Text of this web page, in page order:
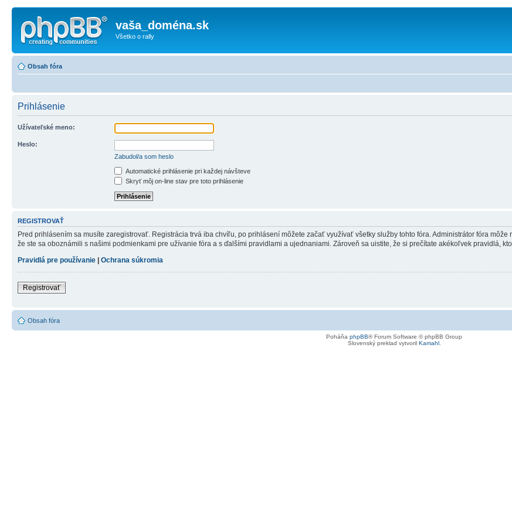
vaša_doména.sk
Všetko o rally
Obsah fóra
Prihlásenie
Užívateľské meno:
Heslo:
Zabudol/a som heslo
Automatické prihlásenie pri každej návšteve
Skryť môj on-line stav pre toto prihlásenie
REGISTROVAŤ
Pred prihlásením sa musíte zaregistrovať. Registrácia trvá iba chvíľu, po prihlásení môžete začať využívať všetky služby tohto fóra. Administrátor fóra
že ste sa oboznámili s našimi podmienkami pre užívanie fóra a s ďalšími pravidlami a ujednaniami. Zároveň sa uistite, že si prečítate akékoľvek pravidlá,
Pravidlá pre používanie
Ochrana súkromia
Registrovať
Obsah fóra
Poháňa phpBB® Forum Software © phpBB Group
Slovenský preklad vytvoril Kamahl.